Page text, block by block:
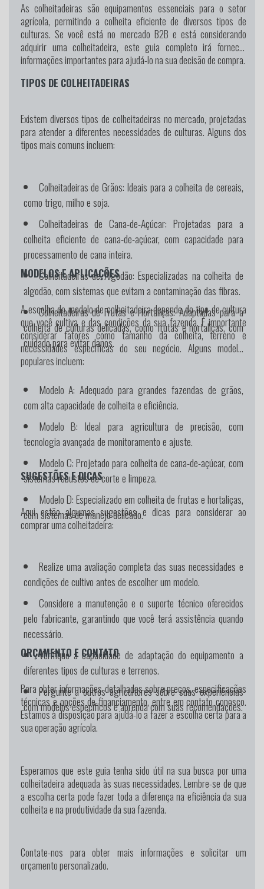
As colheitadeiras são equipamentos essenciais para o setor
agrícola, permitindo a colheita eficiente de diversos tipos de
culturas. Se você está no mercado B2B e está considerando
adquirir uma colheitadeira, este guia completo irá fornecer
informações importantes para ajudá-lo na sua decisão de compra.
TIPOS DE COLHEITADEIRAS
Existem diversos tipos de colheitadeiras no mercado, projetadas
para atender a diferentes necessidades de culturas. Alguns dos
tipos mais comuns incluem:
Colheitadeiras de Grãos: Ideais para a colheita de cereais,
como trigo, milho e soja.
Colheitadeiras de Cana-de-Açúcar: Projetadas para a
colheita eficiente de cana-de-açúcar, com capacidade para
processamento de cana inteira.
Colheitadeiras de Algodão: Especializadas na colheita de
algodão, com sistemas que evitam a contaminação das fibras.
Colheitadeiras de Frutas e Hortaliças: Adaptadas para a
colheita de culturas delicadas, como frutas e hortaliças, com
cuidado para evitar danos.
MODELOS E APLICAÇÕES
A escolha do modelo de colheitadeira depende do tipo de cultura
que você cultiva e das condições da sua fazenda. É importante
considerar fatores como tamanho da colheita, terreno e
necessidades específicas do seu negócio. Alguns modelos
populares incluem:
Modelo A: Adequado para grandes fazendas de grãos,
com alta capacidade de colheita e eficiência.
Modelo B: Ideal para agricultura de precisão, com
tecnologia avançada de monitoramento e ajuste.
Modelo C: Projetado para colheita de cana-de-açúcar, com
sistemas robustos de corte e limpeza.
Modelo D: Especializado em colheita de frutas e hortaliças,
com sistemas de manejo delicado.
SUGESTÕES E DICAS
Aqui estão algumas sugestões e dicas para considerar ao
comprar uma colheitadeira:
Realize uma avaliação completa das suas necessidades e
condições de cultivo antes de escolher um modelo.
Considere a manutenção e o suporte técnico oferecidos
pelo fabricante, garantindo que você terá assistência quando
necessário.
Verifique a capacidade de adaptação do equipamento a
diferentes tipos de culturas e terrenos.
Pergunte a outros agricultores sobre suas experiências
com modelos específicos e aprenda com suas recomendações.
ORÇAMENTO E CONTATO
Para obter informações detalhadas sobre preços, especificações
técnicas e opções de financiamento, entre em contato conosco.
Estamos à disposição para ajudá-lo a fazer a escolha certa para a
sua operação agrícola.
Esperamos que este guia tenha sido útil na sua busca por uma
colheitadeira adequada às suas necessidades. Lembre-se de que
a escolha certa pode fazer toda a diferença na eficiência da sua
colheita e na produtividade da sua fazenda.
Contate-nos para obter mais informações e solicitar um
orçamento personalizado.